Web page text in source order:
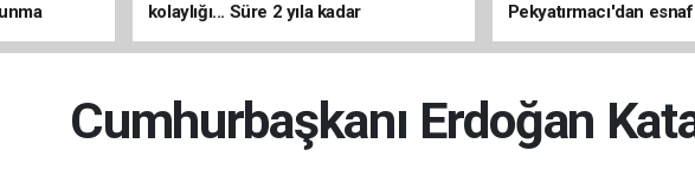
kolaylığı... Süre 2 yıla kadar
uzatılabilecek
Pekyatırmacı'dan
Cumhurbaşkanı Erdoğan